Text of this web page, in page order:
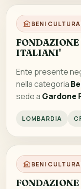
BENI
ITALIANI'
Ente presente
nella categoria
sede a Gardone
LOMBARDIA
BENI